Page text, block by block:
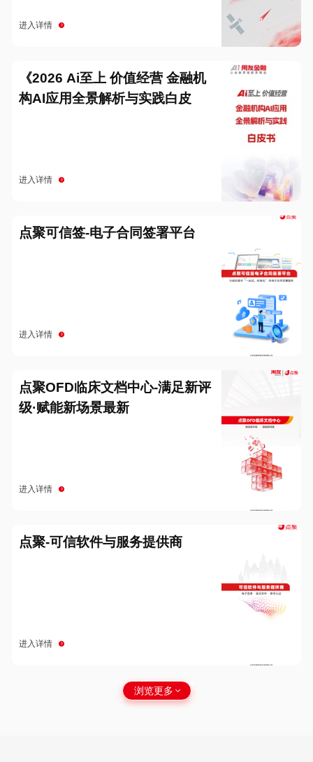
进入详情
《2026 Ai至上 价值经营 金融机
构AI应用全景解析与实践白皮
进入详情
点聚可信签-电子合同签署平台
进入详情
点聚OFD临床文档中心-满足新评
级·赋能新场景最新
进入详情
点聚-可信软件与服务提供商
进入详情
浏览更多